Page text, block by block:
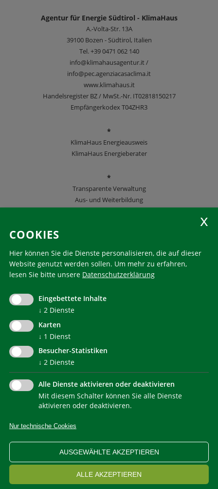
Agentur für Energie Südtirol - KlimaHaus
A.-Volta-Str. 13A
39100 Bozen - Südtirol, Italien
Tel. +39 0471 062 140
info@klimahausagentur.it /
info@pec.agenziacasaclima.it
www.klimahaus.it
Handelsregister BZ / MwSt.-Nr. IT02818150217
Empfängerkodex T04ZHR3
*
KlimaHaus Energieausweis
KlimaHaus Energieberater
*
Transparente Verwaltung
Aus- und Weiterbildung
KlimaHaus ist eine eingetragene Marke. Die Nutzung muss
communication@klimahausagentur.it
© 2022 Agentur für Energie Südtirol - KlimaHaus
NEWSLETTER
IMPRESSUM PRIVACY
WEB STATISTIKEN
ERKLÄRUNG BARRIEREFREIHEIT
COOKIEEINSTELLUNGEN
COOKIES
Hier können Sie die Dienste personalisieren, die auf dieser
Website genutzt werden sollen. Um mehr zu erfahren,
lesen Sie bitte unsere Datenschutzerklärung
Eingebettete Inhalte
↓ 2 Dienste
Karten
↓ 1 Dienst
Besucher-Statistiken
↓ 2 Dienste
Alle Dienste aktivieren oder deaktivieren
Mit diesem Schalter können Sie alle Dienste
aktivieren oder deaktivieren.
Nur technische Cookies
AUSGEWÄHLTE AKZEPTIEREN
ALLE AKZEPTIEREN